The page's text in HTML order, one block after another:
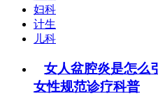
妇科
计生
儿科
女人盆腔炎是怎么
女性规范诊疗科普